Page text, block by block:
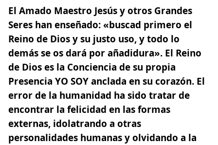
El Amado Maestro Jesúsy otros Grandes
Seres han enseñado: «buscad primero el
Reino de Dios y su justo uso, y todo lo
demás se os dará por añadidura». El Reino
de Dios es la Conciencia de su propia
Presencia YO SOY anclada en su corazón. El
error de la humanidad ha sido tratar de
encontrar la felicidad en las formas
externas, idolatrando a otras
personalidades humanas y olvidando a la